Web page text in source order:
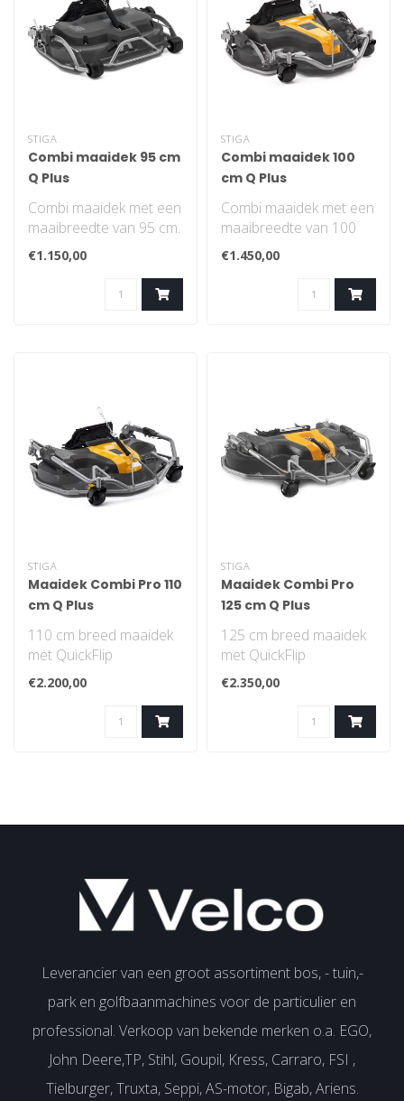
STIGA
Combi maaidek 95 cm
Q Plus
Combi maaidek met een
maaibreedte van 95 cm.
Geschikt voor STIGA
Park frontmaaie..
€1.150,00
STIGA
Combi maaidek 100
cm Q Plus
Combi maaidek met een
maaibreedte van 100
cm en 3 messen.
Geschikt voor STIGA
€1.450,00
STIGA
Maaidek Combi Pro 110
cm Q Plus
110 cm breed maaidek
met QuickFlip
technologie voor STIGA
Park en Park Pro . Sti..
€2.200,00
STIGA
Maaidek Combi Pro
125 cm Q Plus
125 cm breed maaidek
met QuickFlip
technologie voor STIGA
Park en Park Pro . Sti..
€2.350,00
Leverancier van een groot assortiment bos, - tuin,-
park en golfbaanmachines voor de particulier en
professional. Verkoop van bekende merken o.a. EGO,
John Deere,TP, Stihl, Goupil, Kress, Carraro, FSI ,
Tielburger, Truxta, Seppi, AS-motor, Bigab, Ariens.